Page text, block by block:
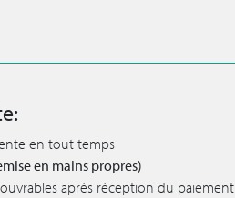
en tout temps
en mains propres)
après réception du paiement